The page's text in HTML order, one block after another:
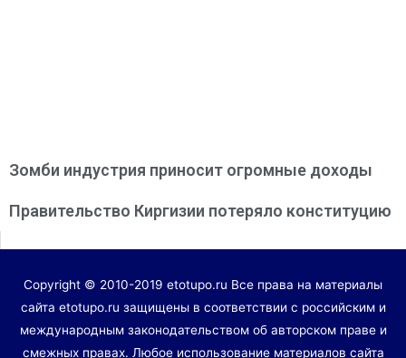
Зомби индустрия приносит огромные доходы
Правительство Киргизии потеряло конституцию
Copyright © 2010-2019 etotupo.ru Все права на материалы
сайта etotupo.ru защищены в соответствии с российским и
международным законодательством об авторском праве и
смежных правах. Любое использование материалов сайта